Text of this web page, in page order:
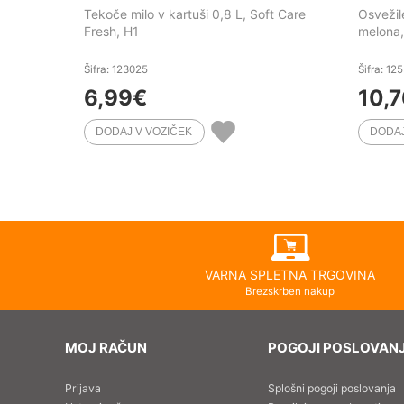
Tekoče milo v kartuši 0,8 L, Soft Care
Fresh, H1
Šifra: 123025
6,99€
Šifra:
VARNA SPLETNA TRGOVINA
Brezskrben nakup
MOJ RAČUN
Prijava
POGOJI
Splošni pogoji poslovanja